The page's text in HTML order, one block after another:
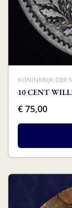
KONINKRIJK DER
10 CENT
€ 75,00